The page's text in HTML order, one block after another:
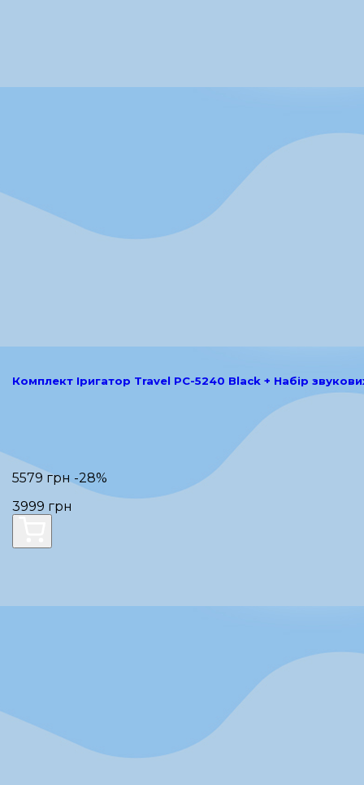
Комплект Іригатор Travel PC-5240 Black + Набір
5579 грн -28%
3999 грн